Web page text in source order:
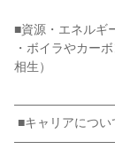
■資源・エネルギ
・ボイラやカー
相生）